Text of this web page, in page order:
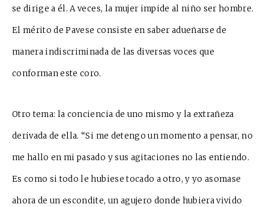
se dirige a él. A veces, la mujer impide al niño ser hombre.
El mérito de Pavese consiste en saber adueñarse de
manera indiscriminada de las diversas voces que
conforman este coro.
Otro tema: la conciencia de uno mismo y la extrañeza
derivada de ella. “Si me detengo un momento a pensar, no
me hallo en mi pasado y sus agitaciones no las entiendo.
Es como si todo le hubiese tocado a otro, y yo asomase
ahora de un escondite, un agujero donde hubiera vivido